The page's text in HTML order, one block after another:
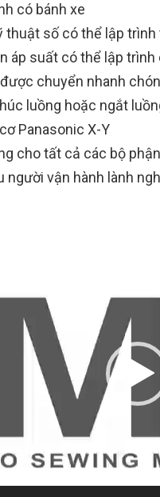
có bánh xe
thuật số có thể lập trình
áp suất có thể lập
chuyển nhanh
luồng hoặc ngắt
Panasonic X-Y
cho tất cả các bộ
người vận hành lành